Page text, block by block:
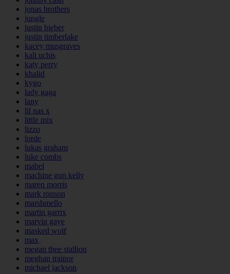
jonas brothers
jungle
justin bieber
justin timberlake
kacey musgraves
kali uchis
katy perry
khalid
kygo
lady gaga
lany
lil nas x
little mix
lizzo
lorde
lukas graham
luke combs
mabel
machine gun kelly
maren morris
mark ronson
marshmello
martin garrix
marvin gaye
masked wolf
max
megan thee stallion
meghan trainor
michael jackson